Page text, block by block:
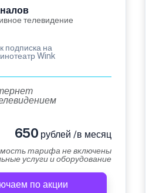
телевидение
подписка на
Wink
650 рублей /в месяц
тарифа не включены
услуги и оборудование
по акции